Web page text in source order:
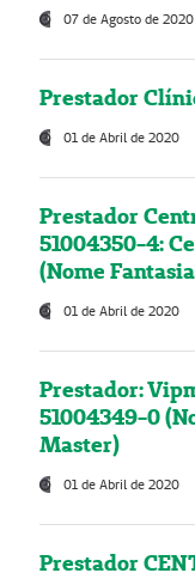
07 de Agosto de 2020
Prestador
01 de Abril de 2020
Prestador
51004350-4:
(Nome
01 de Abril de 2020
Prestador:
51004349-0
Master)
01 de Abril de 2020
Prestador